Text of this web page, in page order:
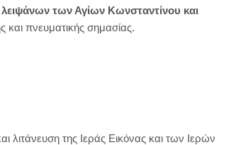
λειψάνων των Αγίων Κωνσταντίνου και
και πνευματικής σημασίας.
λιτάνευση της Ιεράς Εικόνας και των Ιερών